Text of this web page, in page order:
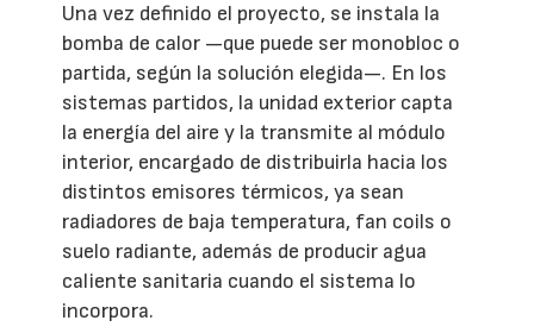
Una vez definido el proyecto, se instala la
bomba de calor —que puede ser monobloc o
partida, según la solución elegida—. En los
sistemas partidos, la unidad exterior capta
la energía del aire y la transmite al módulo
interior, encargado de distribuirla hacia los
distintos emisores térmicos, ya sean
radiadores de baja temperatura, fan coils o
suelo radiante, además de producir agua
caliente sanitaria cuando el sistema lo
incorpora.